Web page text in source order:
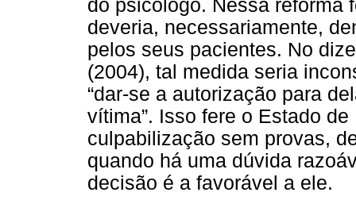
do psicólogo. Nessa reforma
deveria, necessariamente,
pelos seus pacientes. No
(2004), tal medida seria
“dar-se a autorização para
vítima”. Isso fere o Estado
culpabilização sem provas,
quando há uma dúvida
decisão é a favorável a ele.